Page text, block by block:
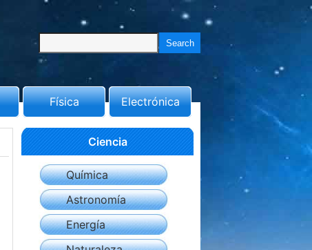
Física Electrónica
Ciencia
Química
Astronomía
Energía